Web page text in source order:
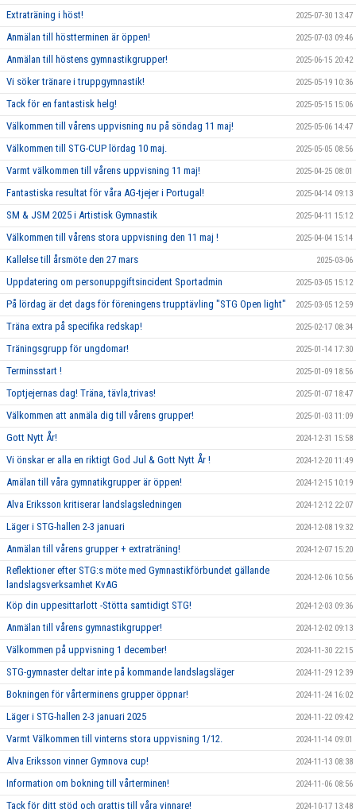
Extraträning i höst! 2025-07-30 13:47
Anmälan till höstterminen är öppen! 2025-07-03 09:46
Anmälan till höstens gymnastikgrupper! 2025-06-15 20:42
Vi söker tränare i truppgymnastik! 2025-05-19 10:36
Tack för en fantastisk helg! 2025-05-15 15:06
Välkommen till vårens uppvisning nu på söndag 11 maj! 2025-05-06 14:47
Välkommen till STG-CUP lördag 10 maj. 2025-05-05 08:56
Varmt välkommen till vårens uppvisning 11 maj! 2025-04-25 08:01
Fantastiska resultat för våra AG-tjejer i Portugal! 2025-04-14 09:13
SM & JSM 2025 i Artistisk Gymnastik 2025-04-11 15:12
Välkommen till vårens stora uppvisning den 11 maj ! 2025-04-04 15:14
Kallelse till årsmöte den 27 mars 2025-03-06
Uppdatering om personuppgiftsincident Sportadmin 2025-03-05 15:12
På lördag är det dags för föreningens trupptävling "STG Open light" 2025-03-05 12:59
Träna extra på specifika redskap! 2025-02-17 08:34
Träningsgrupp för ungdomar! 2025-01-14 17:30
Terminsstart ! 2025-01-09 18:56
Toptjejernas dag! Träna, tävla,trivas! 2025-01-07 18:47
Välkommen att anmäla dig till vårens grupper! 2025-01-03 11:09
Gott Nytt År! 2024-12-31 15:58
Vi önskar er alla en riktigt God Jul & Gott Nytt År ! 2024-12-20 11:49
Amälan till våra gymnatikgrupper är öppen! 2024-12-15 10:19
Alva Eriksson kritiserar landslagsledningen 2024-12-12 22:07
Läger i STG-hallen 2-3 januari 2024-12-08 19:32
Anmälan till vårens grupper + extraträning! 2024-12-07 15:20
Reflektioner efter STG:s möte med Gymnastikförbundet gällande
landslagsverksamhet KvAG
2024-12-06 10:56
Köp din uppesittarlott -Stötta samtidigt STG! 2024-12-03 09:36
Anmälan till vårens gymnastikgrupper! 2024-12-02 09:13
Välkommen på uppvisning 1 december! 2024-11-30 22:15
STG-gymnaster deltar inte på kommande landslagsläger 2024-11-29 12:39
Bokningen för vårterminens grupper öppnar! 2024-11-24 16:02
Läger i STG-hallen 2-3 januari 2025 2024-11-22 09:42
Varmt Välkommen till vinterns stora uppvisning 1/12. 2024-11-14 09:01
Alva Eriksson vinner Gymnova cup! 2024-11-13 08:38
Information om bokning till vårterminen! 2024-11-06 08:56
Tack för ditt stöd och grattis till våra vinnare! 2024-10-17 13:48